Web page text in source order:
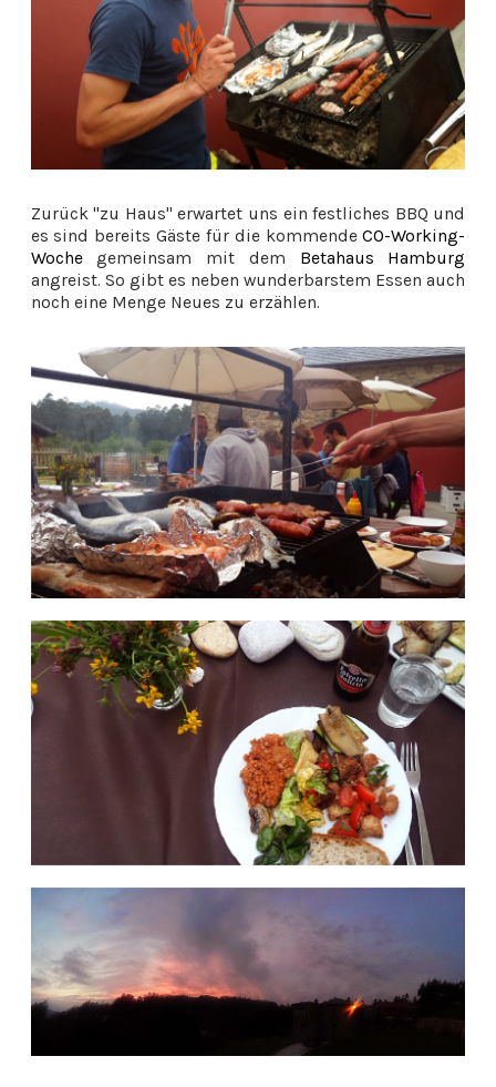
Zurück "zu Haus" erwartet uns ein festliches BBQ und
es sind bereits Gäste für die kommendeCO-Working-
Wochegemeinsam mit dem Betahaus Hamburg
angreist. So gibt es neben wunderbarstem Essen auch
noch eine Menge Neues zu erzählen.